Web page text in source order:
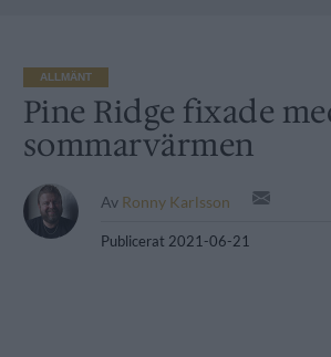
ALLMÄNT
Pine Ridge fixade
sommarvärmen
Av Ronny Karlsson
Publicerat 2021-06-21